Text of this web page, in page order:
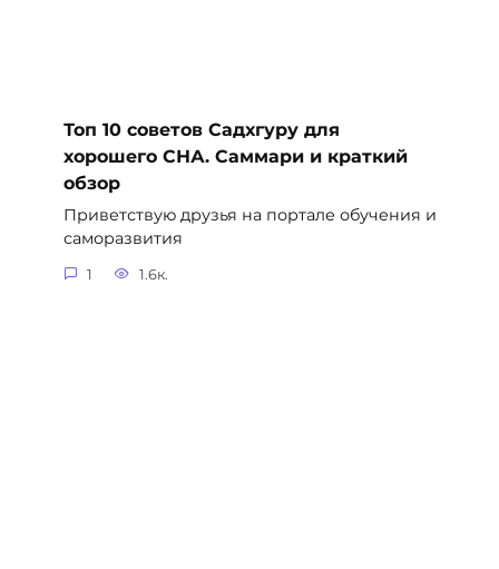
Топ 10 советов Садхгуру для
хорошего СНА. Саммари и краткий
обзор
Приветствую друзья на портале обучения и
саморазвития
1 1.6к.